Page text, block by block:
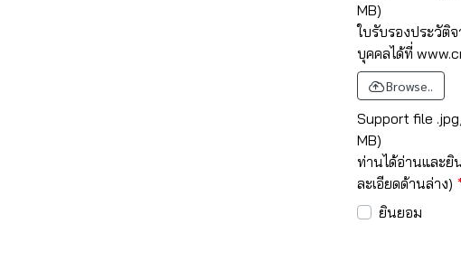
MB)
ใบรับรองประวัติ
บุคคลได้ที่
Browse..
Support file
MB)
ท่านได้อ่านและยิ
ละเอียดด้านล่าง)
ยินยอม